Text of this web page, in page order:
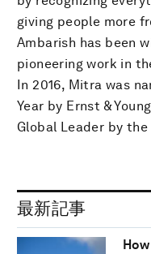
giving people more
Ambarish has been
pioneering work in
In 2016, Mitra was
Year by Ernst &
Global Leader by the
最新記事